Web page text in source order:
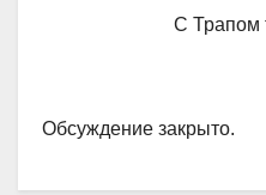
С Трапом
Обсуждение закрыто.